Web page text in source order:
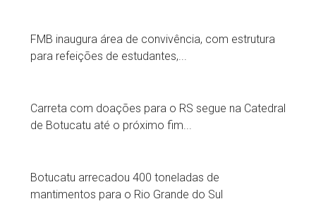
FMB inaugura área de convivência, com estrutura
para refeições de estudantes,...
Carreta com doações para o RS segue na Catedral
de Botucatu até o próximo fim...
Botucatu arrecadou 400 toneladas de
mantimentos para o Rio Grande do Sul